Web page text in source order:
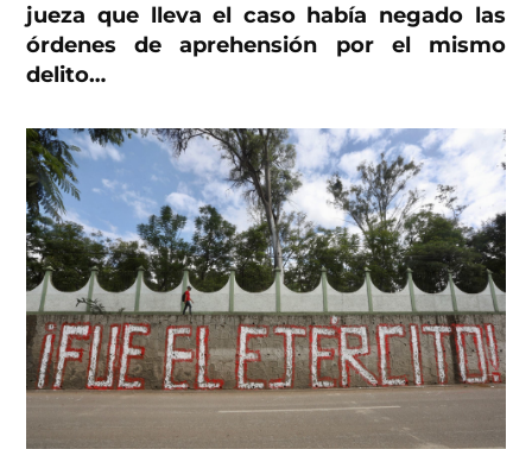
jueza que lleva el caso había negado las
órdenes de aprehensión por el mismo
delito…